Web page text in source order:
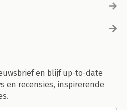
en blijf up-to-date
en recensies, inspirerende